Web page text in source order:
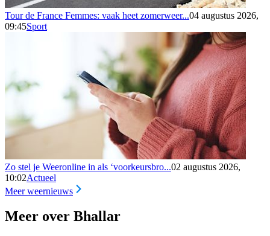
Tour de France Femmes: vaak heet zomerweer...04 augustus 2026,
09:45Sport
Zo stel je Weeronline in als ‘voorkeursbro...02 augustus 2026,
10:02Actueel
Meer weernieuws
Meer over Bhallar